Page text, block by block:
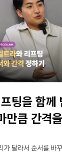
팅을 함께
만큼 간격
가 달라서 순서를 바